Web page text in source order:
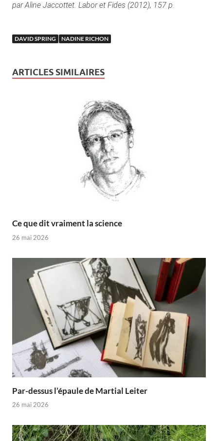
par Aline Jaccottet. Labor et Fides (2012), 157 p.
DAVID SPRING NADINE RICHON
ARTICLES SIMILAIRES
Ce que dit vraiment la science
26 mai 2026
Par-dessus l’épaule de Martial Leiter
26 mai 2026